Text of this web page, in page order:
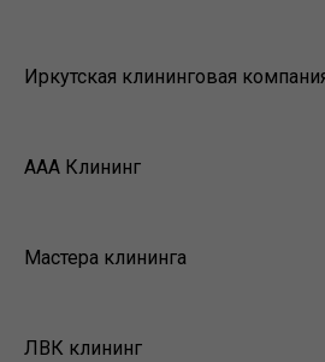
Иркутская клининговая
ААА Клининг
Мастера клининга
ЛВК клининг